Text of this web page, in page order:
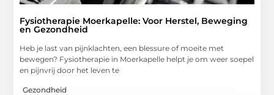
Fysiotherapie Moerkapelle: Voor Herstel, Beweging
en Gezondheid
Heb je last van pijnklachten, een blessure of moeite met
bewegen? Fysiotherapie in Moerkapelle helpt je om weer soepel
en pijnvrij door het leven te
Gezondheid